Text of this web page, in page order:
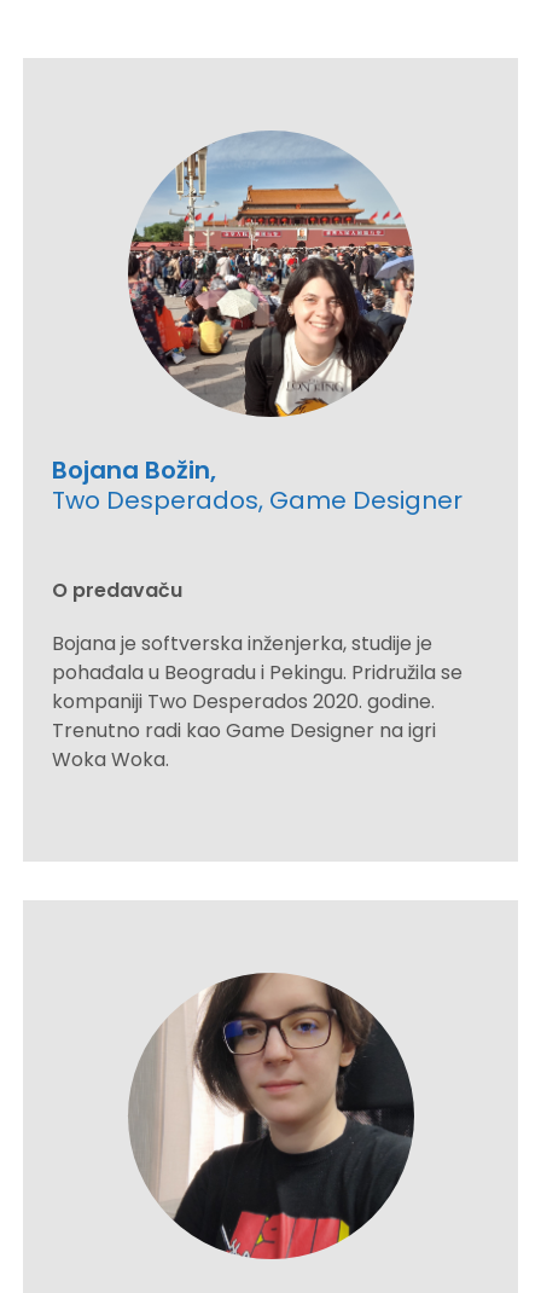
Bojana Božin,
Two Desperados, Game Designer
O predavaču
Bojana je softverska inženjerka, studije je
pohađala u Beogradu i Pekingu. Pridružila se
kompaniji Two Desperados 2020. godine.
Trenutno radi kao Game Designer na igri
Woka Woka.